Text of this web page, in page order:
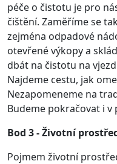
péče o čistotu je pro
čištění. Zaměříme se
zejména odpadové
otevřené výkopy a
dbát na čistotu na
Najdeme cestu, jak
Nezapomeneme na
Budeme pokračovat i v
Bod 3 - Životní
Pojmem životní